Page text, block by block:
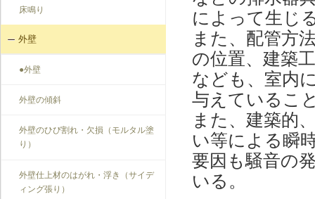
床鳴り
外壁
●外壁
外壁の傾斜
外壁のひび割れ・欠損（モルタル塗
り）
外壁仕上材のはがれ・浮き（サイデ
ィング張り）
によって生じ
また、配管方
の位置、建築
なども、室内
与えているこ
また、建築的
い等による瞬
要因も騒音の
いる。